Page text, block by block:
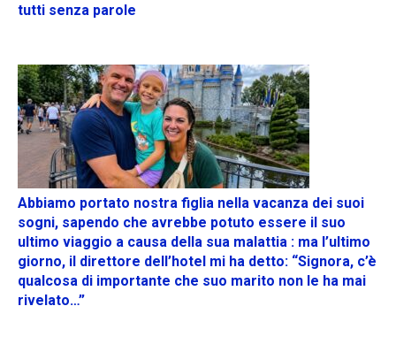
tutti senza parole
Abbiamo portato nostra figlia nella vacanza dei suoi
sogni, sapendo che avrebbe potuto essere il suo
ultimo viaggio a causa della sua malattia : ma l’ultimo
giorno, il direttore dell’hotel mi ha detto: “Signora, c’è
qualcosa di importante che suo marito non le ha mai
rivelato…”